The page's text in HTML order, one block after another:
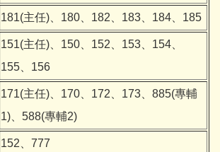
181(主任)、180、182、183、184、185
151(主任)、150、152、153、154、
155、156
171(主任)、170、172、173、885(專輔
1)、588(專輔2)
152、777